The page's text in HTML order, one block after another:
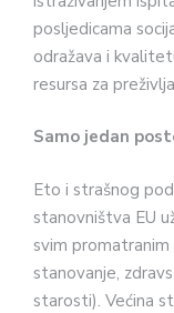
posljedicama
odražava i
resursa za
Samo jedan
Eto i strašnog
stanovništva EU
svim promatranim
stanovanje,
starosti). Većina